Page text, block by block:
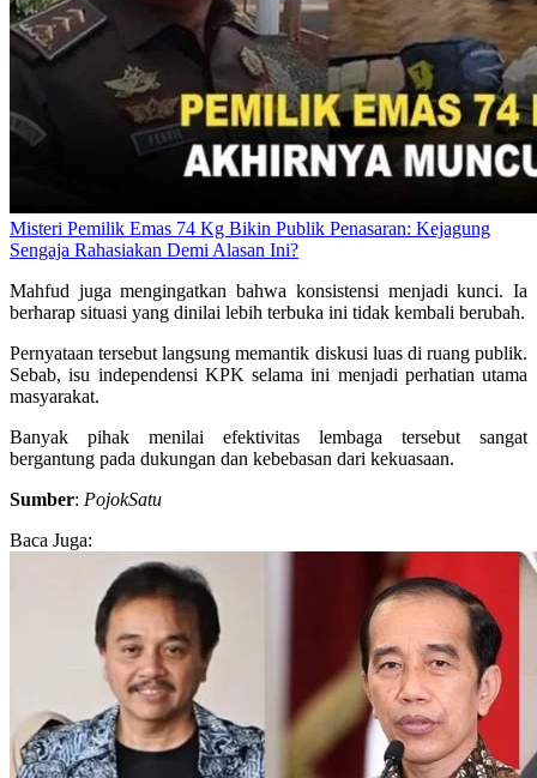
Misteri Pemilik Emas 74 Kg Bikin Publik Penasaran: Kejagung
Sengaja Rahasiakan Demi Alasan Ini?
Mahfud juga mengingatkan bahwa konsistensi menjadi kunci. Ia
berharap situasi yang dinilai lebih terbuka ini tidak kembali berubah.
Pernyataan tersebut langsung memantik diskusi luas di ruang publik.
Sebab, isu independensi KPK selama ini menjadi perhatian utama
masyarakat.
Banyak pihak menilai efektivitas lembaga tersebut sangat
bergantung pada dukungan dan kebebasan dari kekuasaan.
Sumber: PojokSatu
Baca Juga: